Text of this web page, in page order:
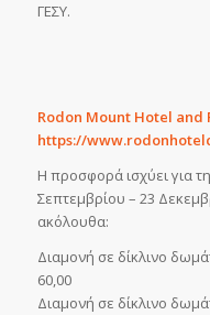
ΓΕΣΥ.
Rodon Mount Hotel and
https://
Η προσφορά ισχύει για
Σεπτεμβρίου – 23
ακόλουθα:
Διαμονή σε δίκλινο
60,00
Διαμονή σε δίκλινο